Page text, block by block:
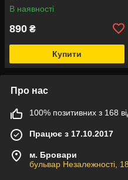
В наявності
890 ₴
Купити
Про нас
100% позитивних з 168
Працює з 17.10.2017
м. Бровари
бульвар Незалежності,